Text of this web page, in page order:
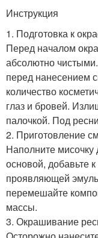
Инструкция
1. Подготовка к
Перед началом
абсолютно
перед нанесением
количество
глаз и бровей.
палочкой. Под
2. Приготовление
Наполните
основой, добавьте
проявляющей
перемешайте
массы.
3. Окрашивание